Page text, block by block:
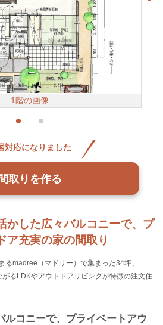
かした広々バルコニーで、プ
ア充実の家の間取り
るmadree（マドリー）で集まった34坪、
るLDKやアウトドアリビングが特徴の注文住
ルコニーで、プライベートアウ
1階の画像
対応になりました
間取りを作る